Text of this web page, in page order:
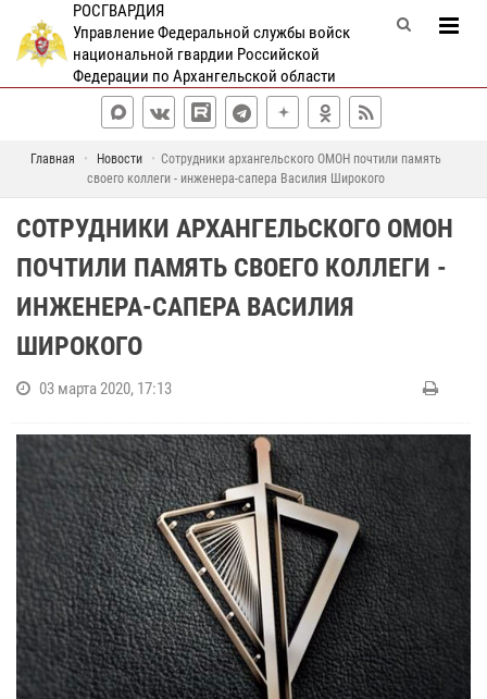
РОСГВАРДИЯ
Управление Федеральной службы войск
национальной гвардии Российской
Федерации по Архангельской области
Главная Новости
Сотрудники архангельского ОМОН почтили память
своего коллеги - инженера-сапера Василия Широкого
СОТРУДНИКИ АРХАНГЕЛЬСКОГО ОМОН
ПОЧТИЛИ ПАМЯТЬ СВОЕГО КОЛЛЕГИ -
ИНЖЕНЕРА-САПЕРА ВАСИЛИЯ
ШИРОКОГО
03 марта 2020, 17:13